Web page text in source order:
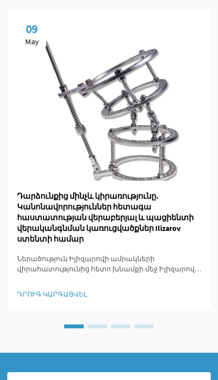
09
May
Դարձունքից մինչև կիրառությունը.
Կանոնավորություններ հետագա
հաստատության վերաբերյալ և պացիենտի
վերականգնման կառուցվածքներ Ilizarov
ստենտի համար
Ներածություն Իլիզարովի ամրակների
վիրահատությունից հետո խնամքի մեջ Իլիզարովի
մեթոդը փոխեց օրթոպեդիական վիրաբույժների
համար խաղի կանոնները, քանի որ այն
արատները, որոնք այլապես դժվար էր վերացնել:
ԴՐՈՒԳ ԿԱՐԳԱՑՎԵԼ